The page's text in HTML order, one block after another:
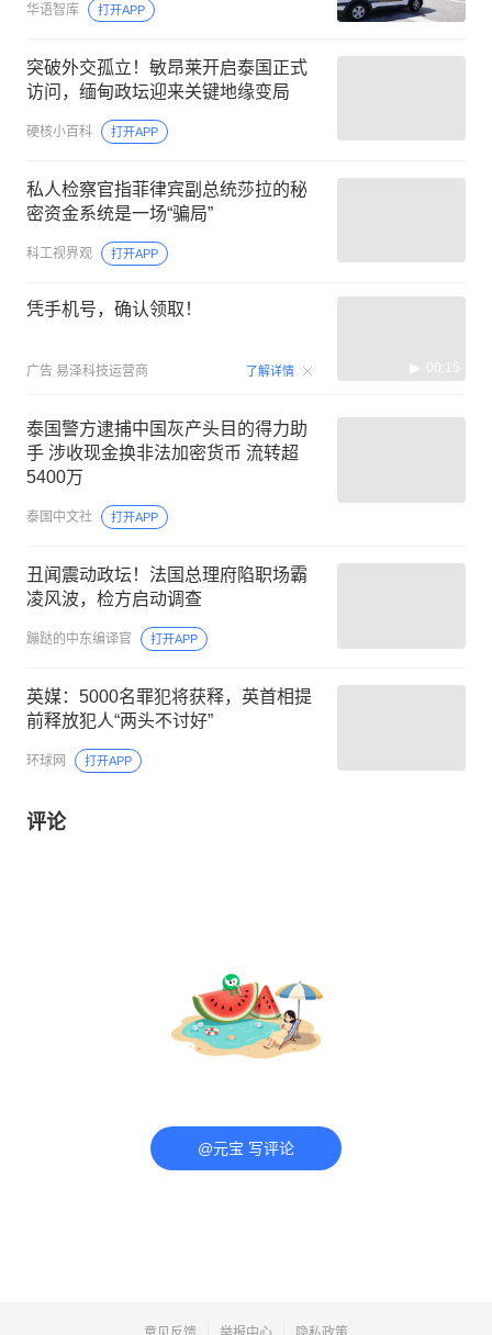
华语智库 打开APP
突破外交孤立！敏昂莱开启泰国正式
访问，缅甸政坛迎来关键地缘变局
硬核小百科 打开APP
私人检察官指菲律宾副总统莎拉的秘
密资金系统是一场“骗局”
科工视界观 打开APP
凭手机号，确认领取！
广告 易泽科技运营商 了解详情 00:15
泰国警方逮捕中国灰产头目的得力助
手 涉收现金换非法加密货币 流转超
5400万
泰国中文社 打开APP
丑闻震动政坛！法国总理府陷职场霸
凌风波，检方启动调查
蹦跶的中东编译官 打开APP
英媒：5000名罪犯将获释，英首相提
前释放犯人“两头不讨好”
环球网 打开APP
评论
@元宝 写评论